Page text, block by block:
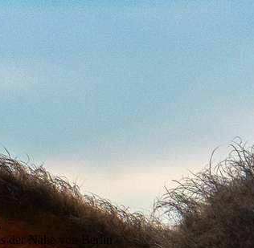
der Nähe von Berlin